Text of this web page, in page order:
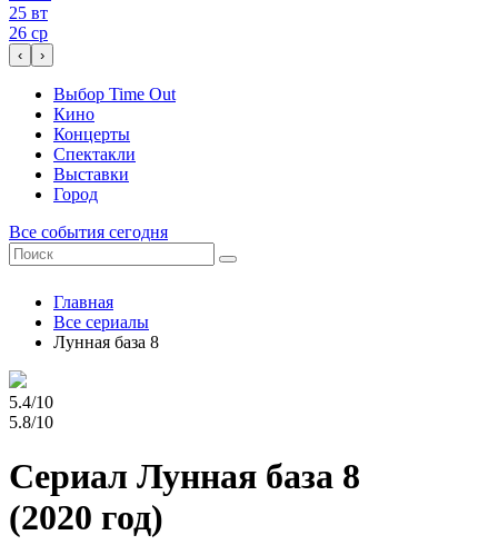
25 вт
26 ср
‹ ›
Выбор Time Out
Кино
Концерты
Спектакли
Выставки
Город
Все события сегодня
Главная
Все сериалы
Лунная база 8
5.4/10
5.8/10
Сериал Лунная база 8
(2020 год)